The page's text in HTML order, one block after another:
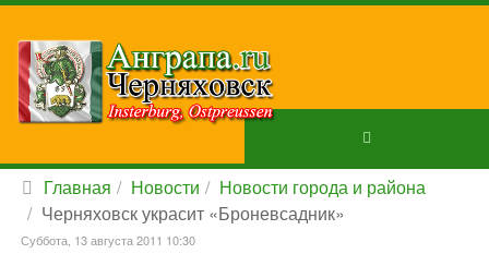
Главная Новости
Новости города и района
Черняховск украсит «Броневсадник»
Суббота, 13 августа 2011 10:30